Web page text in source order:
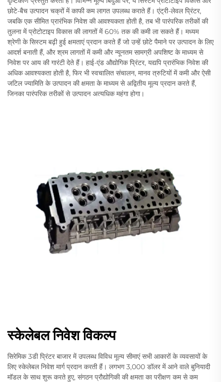
छोटे-बैच उत्पादन चक्रों में काफी कम लागत उपलब्ध कराते हैं। एंट्री-लेवल प्रिंटर,
जबकि एक सीमित प्रारंभिक निवेश की आवश्यकता होती है, तब भी पारंपरिक तरीकों की
तुलना में प्रोटोटाइप विकास की लागतों में 60% तक की कमी ला सकते हैं। मध्यम
श्रेणी के सिस्टम बढ़ी हुई क्षमताएं प्रदान करते हैं जो उन्हें छोटे पैमाने पर उत्पादन के लिए
आदर्श बनाती हैं, और श्रम लागतों में कमी और न्यूनतम सामग्री अपशिष्ट के माध्यम से
निवेश पर आय की गारंटी देते हैं। हाई-एंड औद्योगिक प्रिंटर, यद्यपि प्रारंभिक निवेश की
अधिक आवश्यकता होती है, फिर भी स्वचालित संचालन, मानव त्रुटियों में कमी और ऐसी
जटिल ज्यामिति के उत्पादन की क्षमता के माध्यम से अद्वितीय मूल्य प्रदान करते हैं,
जिनका पारंपरिक तरीकों से उत्पादन अत्यधिक महंगा होगा।
स्केलेबल निवेश विकल्प
सिरेमिक 3डी प्रिंटर बाजार में उपलब्ध विविध मूल्य सीमाएं सभी आकारों के व्यवसायों के
लिए स्केलेबल निवेश मार्ग प्रदान करती हैं। लगभग 3,000 डॉलर में आने वाले बुनियादी
मॉडल के साथ शुरू करते हुए, संगठन प्रौद्योगिकी की क्षमता का परीक्षण कम से कम